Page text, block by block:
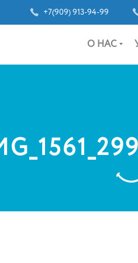
+7(909) 913-94-99
О НАС